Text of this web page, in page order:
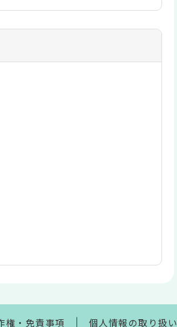
権・免責事項 個人情報の取り扱い